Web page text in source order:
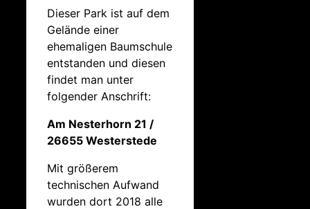
Dieser Park ist auf dem
Gelände einer
ehemaligen Baumschule
entstanden und diesen
findet man unter
folgender Anschrift:
Am Nesterhorn 21 /
26655 Westerstede
Mit größerem
technischen Aufwand
wurden dort 2018 alle